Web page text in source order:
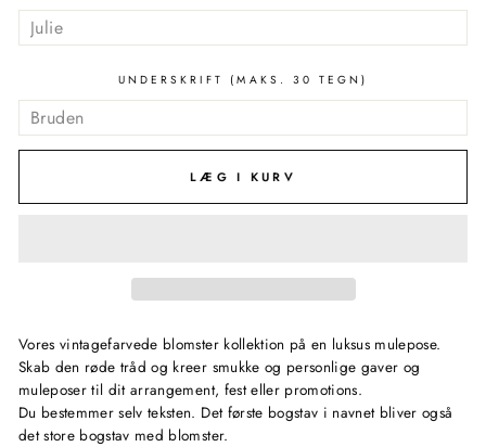
UNDERSKRIFT (MAKS. 30 TEGN)
LÆG I KURV
Vores vintagefarvede blomster kollektion på en luksus mulepose.
Skab den røde tråd og kreer smukke og personlige gaver og
muleposer til dit arrangement, fest eller promotions.
Du bestemmer selv teksten. Det første bogstav i navnet bliver også
det store bogstav med blomster.